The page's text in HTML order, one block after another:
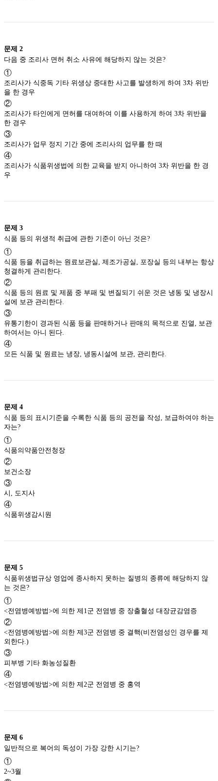
문제 2
다음 중 조리사 면허 취소 사유에 해당하지 않는 것은?
①
조리사가 식중독 기타 위생상 중대한 사고를 발생하게 하여 3차 위반
을 한 경우
②
조리사가 타인에게 면허를 대여하여 이를 사용하게 하여 3차 위반을
한 경우
③
조리사가 업무 정지 기간 중에 조리사의 업무를 한 때
④
조리사가 식품위생법에 의한 교육을 받지 아니하여 3차 위반을 한 경
우
문제 3
식품 등의 위생적 취급에 관한 기준이 아닌 것은?
①
식품 등을 취급하는 원료보관실, 제조가공실, 포장실 등의 내부는 항상
청결하게 관리한다.
②
식품 등의 원료 및 제품 중 부패 및 변질되기 쉬운 것은 냉동 및 냉장시
설에 보관 관리한다.
③
유통기한이 경과된 식품 등을 판매하거나 판매의 목적으로 진열, 보관
하여서는 아니 된다.
④
모든 식품 및 원료는 냉장, 냉동시설에 보관, 관리한다.
문제 4
식품 등의 표시기준을 수록한 식품 등의 공전을 작성, 보급하여야 하는
자는?
①
식품의약품안전청장
②
보건소장
③
시, 도지사
④
식품위생감시원
문제 5
식품위생법규상 영업에 종사하지 못하는 질병의 종류에 해당하지 않
는 것은?
①
<전염병예방법>에 의한 제1군 전염병 중 장출혈성 대장균감염증
②
<전염병예방법>에 의한 제3군 전염병 중 결핵(비전염성인 경우를 제
외한다.)
③
피부병 기타 화농성질환
④
<전염병예방법>에 의한 제2군 전염병 중 홍역
문제 6
일반적으로 복어의 독성이 가장 강한 시기는?
①
2~3월